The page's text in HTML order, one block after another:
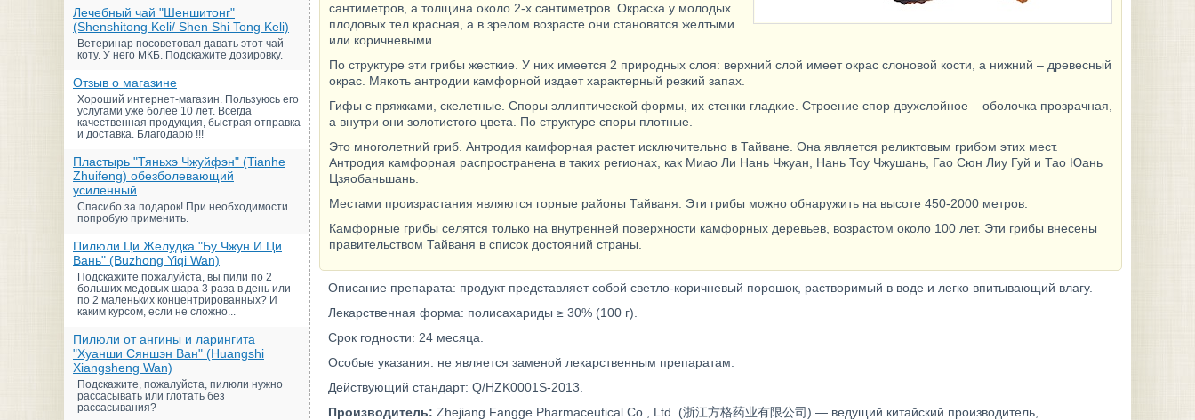
Лечебный чай "Шеншитонг"
(Shenshitong Keli/ Shen Shi Tong Keli)
Ветеринар посоветовал давать этот чай
коту. У него МКБ. Подскажите дозировку.
Отзыв о магазине
Хороший интернет-магазин. Пользуюсь его
услугами уже более 10 лет. Всегда
качественная продукция, быстрая отправка
и доставка. Благодарю !!!
Пластырь "Тяньхэ Чжуйфэн" (Tianhe
Zhuifeng) обезболевающий
усиленный
Спасибо за подарок! При необходимости
попробую применить.
Пилюли Ци Желудка "Бу Чжун И Ци
Вань" (Buzhong Yiqi Wan)
Подскажите пожалуйста, вы пили по 2
больших медовых шара 3 раза в день или
по 2 маленьких концентрированных? И
каким курсом, если не сложно...
Пилюли от ангины и ларингита
"Хуанши Сяншэн Ван" (Huangshi
Xiangsheng Wan)
Подскажите, пожалуйста, пилюли нужно
рассасывать или глотать без
рассасывания?
сантиметров, а толщина около 2-х сантиметров. Окраска у молодых
плодовых тел красная, а в зрелом возрасте они становятся желтыми
или коричневыми.
По структуре эти грибы жесткие. У них имеется 2 природных слоя: верхний слой имеет окрас слоновой кости, а нижний – древесный
окрас. Мякоть антродии камфорной издает характерный резкий запах.
Гифы с пряжками, скелетные. Споры эллиптической формы, их стенки гладкие. Строение спор двухслойное – оболочка прозрачная,
а внутри они золотистого цвета. По структуре споры плотные.
Это многолетний гриб. Антродия камфорная растет исключительно в Тайване. Она является реликтовым грибом этих мест.
Антродия камфорная распространена в таких регионах, как Миао Ли Нань Чжуан, Нань Тоу Чжушань, Гао Сюн Лиу Гуй и Тао Юань
Цзяобаньшань.
Местами произрастания являются горные районы Тайваня. Эти грибы можно обнаружить на высоте 450-2000 метров.
Камфорные грибы селятся только на внутренней поверхности камфорных деревьев, возрастом около 100 лет. Эти грибы внесены
правительством Тайваня в список достояний страны.
Описание препарата: продукт представляет собой светло-коричневый порошок, растворимый в воде и легко впитывающий влагу.
Лекарственная форма: полисахариды ≥ 30% (100 г).
Срок годности: 24 месяца.
Особые указания: не является заменой лекарственным препаратам.
Действующий стандарт: Q/HZK0001S-2013.
Производитель: Zhejiang Fangge Pharmaceutical Co., Ltd. (浙江方格药业有限公司) — ведущий китайский производитель,